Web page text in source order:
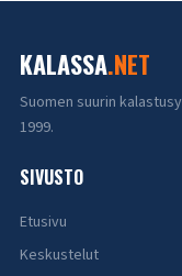
KALASSA.NET
Suomen suurin
1999.
SIVUSTO
Etusivu
Keskustelut